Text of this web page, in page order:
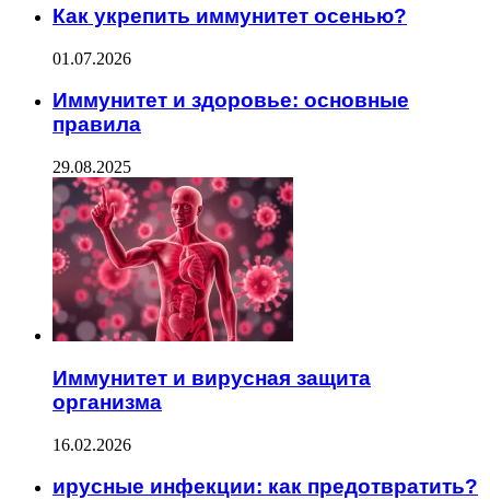
Как укрепить иммунитет осенью?
01.07.2026
Иммунитет и здоровье: основные
правила
29.08.2025
Иммунитет и вирусная защита
организма
16.02.2026
ирусные инфекции: как предотвратить?